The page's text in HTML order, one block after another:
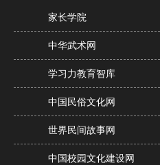
家长学院
中华武术网
学习力教育智库
中国民俗文化网
世界民间故事网
中国校园文化建设网